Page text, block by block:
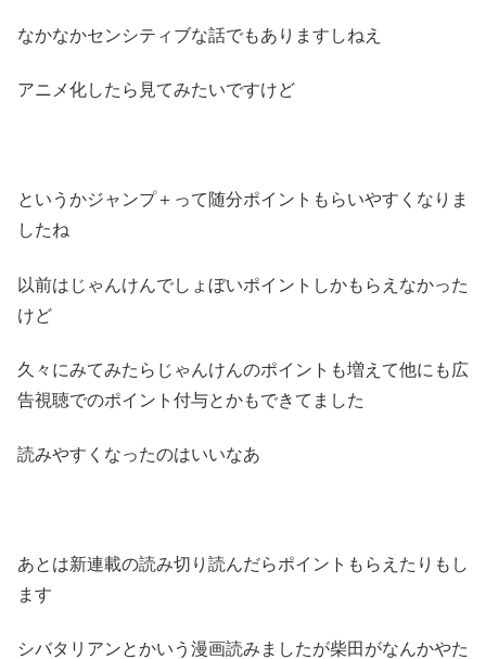
なかなかセンシティブな話でもありますしねえ
アニメ化したら見てみたいですけど
というかジャンプ＋って随分ポイントもらいやすくなりま
したね
以前はじゃんけんでしょぼいポイントしかもらえなかった
けど
久々にみてみたらじゃんけんのポイントも増えて他にも広
告視聴でのポイント付与とかもできてました
読みやすくなったのはいいなあ
あとは新連載の読み切り読んだらポイントもらえたりもし
ます
シバタリアンとかいう漫画読みましたが柴田がなんかやた